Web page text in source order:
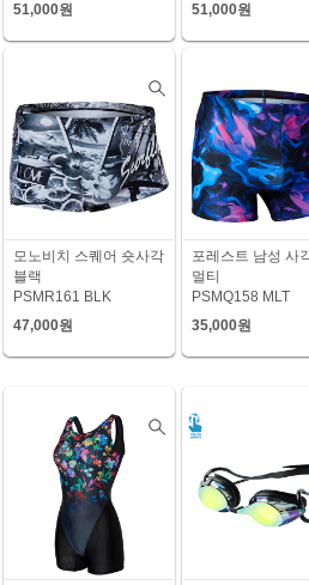
51,000원
51,000원
모노비치 스퀘어 숏사각
블랙
PSMR161 BLK
47,000원
포레스트 남성 사
멀티
PSMQ158 MLT
35,000원